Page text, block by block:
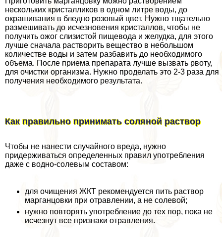
нескольких кристалликов в одном литре воды, до
окрашивания в бледно розовый цвет. Нужно тщательно
размешивать до исчезновения кристаллов, чтобы не
получить ожог слизистой пищевода и желудка, для этого
лучше сначала растворить вещество в небольшом
количестве воды и затем разбавить до необходимого
объема. После приема препарата лучше вызвать рвоту,
для очистки организма. Нужно проделать это 2-3 раза для
получения необходимого результата.
Как правильно принимать соляной раствор
Чтобы не нанести случайного вреда, нужно
придерживаться определенных правил употрeбления
даже с водно-солевым составом:
для очищения ЖКТ рекомендуется пить раствор
марганцовки при отравлении, а не солевой;
нужно повторять употрeбление до тех пор, пока не
исчезнут все признаки отравления.